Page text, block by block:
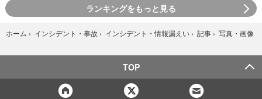
ランキングをもっと見る
ホーム › インシデント・事故 › インシデント・情報漏えい › 記事 › 写真・画像
TOP